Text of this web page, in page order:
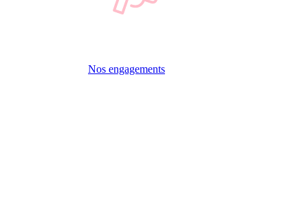
Nos engagements